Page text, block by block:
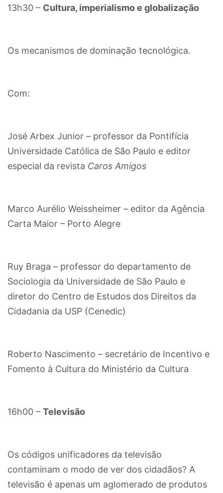
13h30 – Cultura, imperialismo e globalização
Os mecanismos de dominação tecnológica.
Com:
José Arbex Junior – professor da Pontifícia
Universidade Católica de São Paulo e editor
especial da revista Caros Amigos
Marco Aurélio Weissheimer – editor da Agência
Carta Maior – Porto Alegre
Ruy Braga – professor do departamento de
Sociologia da Universidade de São Paulo e
diretor do Centro de Estudos dos Direitos da
Cidadania da USP (Cenedic)
Roberto Nascimento – secretário de Incentivo e
Fomento à Cultura do Ministério da Cultura
16h00 – Televisão
Os códigos unificadores da televisão
contaminam o modo de ver dos cidadãos? A
televisão é apenas um aglomerado de produtos